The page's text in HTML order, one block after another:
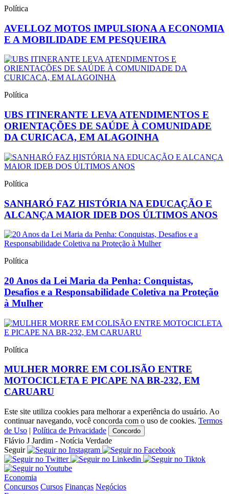
Política
AVELLOZ MOTOS IMPULSIONA A ECONOMIA
E A MOBILIDADE EM PESQUEIRA
Política
UBS ITINERANTE LEVA ATENDIMENTOS E
ORIENTAÇÕES DE SAÚDE À COMUNIDADE
DA CURICACA, EM ALAGOINHA
Política
SANHARÓ FAZ HISTÓRIA NA EDUCAÇÃO E
ALCANÇA MAIOR IDEB DOS ÚLTIMOS ANOS
Política
20 Anos da Lei Maria da Penha: Conquistas,
Desafios e a Responsabilidade Coletiva na Proteção
à Mulher
Política
MULHER MORRE EM COLISÃO ENTRE
MOTOCICLETA E PICAPE NA BR-232, EM
CARUARU
Este site utiliza cookies para melhorar a experiência do usuário. Ao
continuar navegando, você concorda com o uso de cookies. Termos
de Uso | Política de Privacidade Concordo
Flávio J Jardim - Notícia Verdade
Seguir
Economia
Concursos Cursos Finanças Negócios